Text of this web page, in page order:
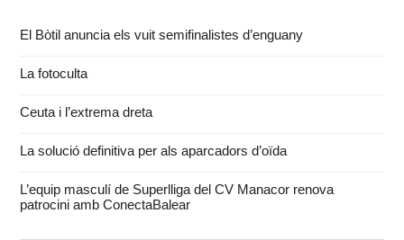
El Bòtil anuncia els vuit semifinalistes d’enguany
La fotoculta
Ceuta i l’extrema dreta
La solució definitiva per als aparcadors d’oïda
L’equip masculí de Superlliga del CV Manacor renova
patrocini amb ConectaBalear